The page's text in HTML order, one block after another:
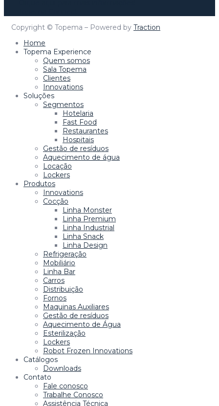
Copyright © Topema – Powered by Traction
Home
Topema Experience
Quem somos
Sala Topema
Clientes
Innovations
Soluções
Segmentos
Hotelaria
Fast Food
Restaurantes
Hospitais
Gestão de resíduos
Aquecimento de água
Locação
Lockers
Produtos
Innovations
Cocção
Linha Monster
Linha Premium
Linha Industrial
Linha Snack
Linha Design
Refrigeração
Mobiliário
Linha Bar
Carros
Distribuição
Fornos
Maquinas Auxiliares
Gestão de resíduos
Aquecimento de Água
Esterilização
Lockers
Robot Frozen Innovations
Catálogos
Downloads
Contato
Fale conosco
Trabalhe Conosco
Assistência Técnica